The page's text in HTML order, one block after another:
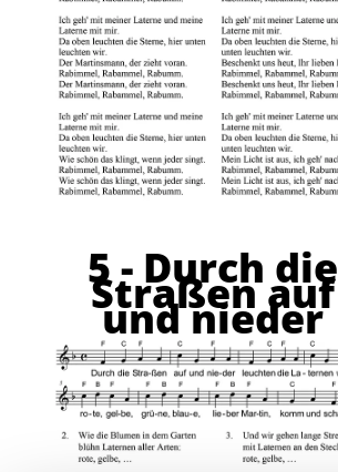
5 - Durch die
Straßen auf
und nieder